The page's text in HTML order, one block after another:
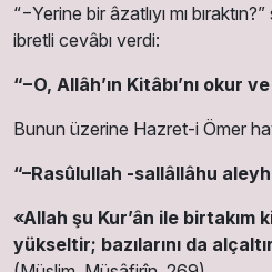
“−Yerine bir âzatlıyı mı
ibretli cevâbı verdi:
“−O, Allâh’ın Kitâbı’nı okur
Bunun üzerine Hazret-i Ömer
“–Rasûlullah -sallâllâhu
«Allah şu Kur’ân ile birtakım
yükseltir; bazılarını da